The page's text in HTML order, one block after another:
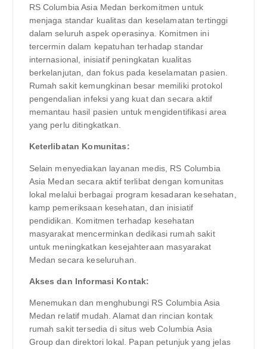
RS Columbia Asia Medan berkomitmen untuk
menjaga standar kualitas dan keselamatan tertinggi
dalam seluruh aspek operasinya. Komitmen ini
tercermin dalam kepatuhan terhadap standar
internasional, inisiatif peningkatan kualitas
berkelanjutan, dan fokus pada keselamatan pasien.
Rumah sakit kemungkinan besar memiliki protokol
pengendalian infeksi yang kuat dan secara aktif
memantau hasil pasien untuk mengidentifikasi area
yang perlu ditingkatkan.
Keterlibatan Komunitas:
Selain menyediakan layanan medis, RS Columbia
Asia Medan secara aktif terlibat dengan komunitas
lokal melalui berbagai program kesadaran kesehatan,
kamp pemeriksaan kesehatan, dan inisiatif
pendidikan. Komitmen terhadap kesehatan
masyarakat mencerminkan dedikasi rumah sakit
untuk meningkatkan kesejahteraan masyarakat
Medan secara keseluruhan.
Akses dan Informasi Kontak:
Menemukan dan menghubungi RS Columbia Asia
Medan relatif mudah. Alamat dan rincian kontak
rumah sakit tersedia di situs web Columbia Asia
Group dan direktori lokal. Papan petunjuk yang jelas